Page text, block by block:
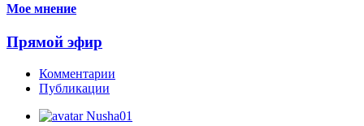
Мое мнение
Прямой эфир
Комментарии
Публикации
Nusha01